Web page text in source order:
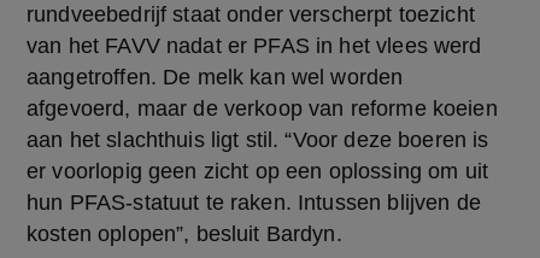
rundveebedrijf staat onder verscherpt toezicht
van het FAVV nadat er PFAS in het vlees werd
aangetroffen. De melk kan wel worden
afgevoerd, maar de verkoop van reforme koeien
aan het slachthuis ligt stil. “Voor deze boeren is
er voorlopig geen zicht op een oplossing om uit
hun PFAS-statuut te raken. Intussen blijven de
kosten oplopen”, besluit Bardyn.